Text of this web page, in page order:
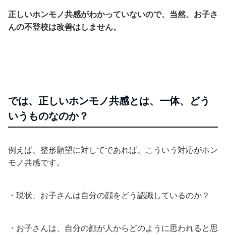
正しいホンモノ共感がわかっていないので、当然、お子さ
んの不登校は改善はしません。
では、正しいホンモノ共感とは、一体、どう
いうものなのか？
例えば、整形願望に対してであれば、こういう対応がホン
モノ共感です。
・現状、お子さんは自分の顔をどう認識しているのか？
・お子さんは、自分の顔が人からどのように思われると思